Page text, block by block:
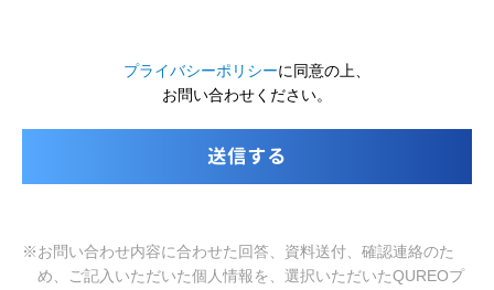
プライバシーポリシーに同意の上、
お問い合わせください。
※お問い合わせ内容に合わせた回答、資料送付、確認連絡のた
め、ご記入いただいた個人情報を、選択いただいたQUREOプ